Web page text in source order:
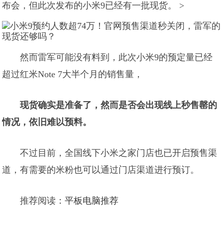
布会，但此次发布的小米9已经有一批现货。 >
然而雷军可能没有料到，此次小米9的预定量已经
超过红米Note 7大半个月的销售量，
现货确实是准备了，然而是否会出现线上秒售罄的
情况，依旧难以预料。
不过目前，全国线下小米之家门店也已开启预售渠
道，有需要的米粉也可以通过门店渠道进行预订。
推荐阅读：平板电脑推荐